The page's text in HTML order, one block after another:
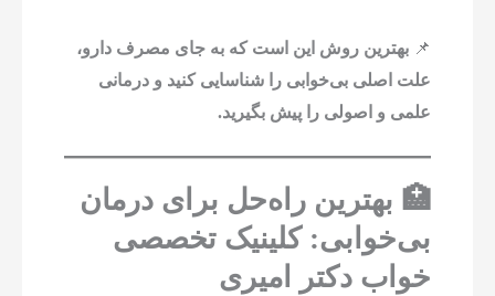
📌بهترین روش این است که به جای مصرف دارو،
علت اصلی بی‌خوابی را شناسایی کنید و درمانی
علمی و اصولی را پیش بگیرید.
🏥 بهترین راه‌حل برای درمان
بی‌خوابی: کلینیک تخصصی
خواب دکتر امیری